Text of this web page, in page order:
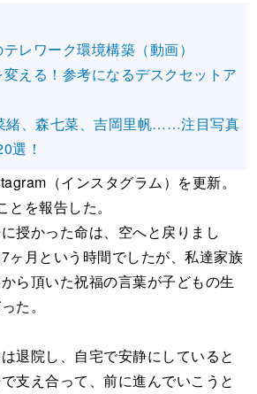
レワーク環境構築（動画）
える！参考になるデスクセットア
緒、森七菜、吉岡里帆……注目写真
選！
（インスタグラム）を更新。
を報告した。
授かった命は、空へと戻りまし
ヶ月という時間でしたが、私達家族
ら頂いた祝福の言葉が子どもの生
た。
退院し、自宅で安静にしていると
支え合って、前に進んでいこうと